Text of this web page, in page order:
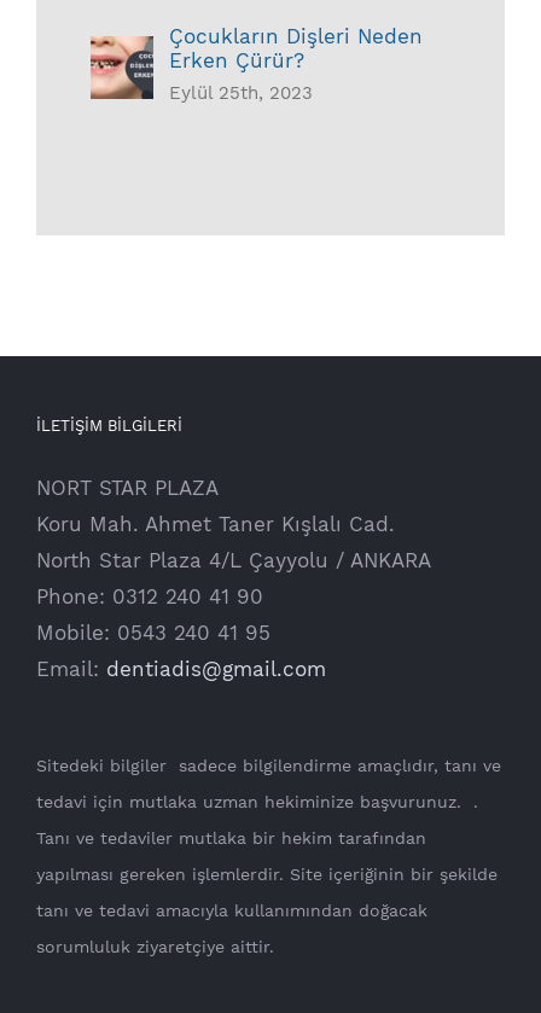
Çocukların Dişleri Neden
Erken Çürür?
Eylül 25th, 2023
İLETİŞİM BİLGİLERİ
NORT STAR PLAZA
Koru Mah. Ahmet Taner Kışlalı Cad.
North Star Plaza 4/L Çayyolu / ANKARA
Phone: 0312 240 41 90
Mobile: 0543 240 41 95
Email: dentiadis@gmail.com
Sitedeki bilgiler sadece bilgilendirme amaçlıdır, tanı ve
tedavi için mutlaka uzman hekiminize başvurunuz. .
Tanı ve tedaviler mutlaka bir hekim tarafından
yapılması gereken işlemlerdir. Site içeriğinin bir şekilde
tanı ve tedavi amacıyla kullanımından doğacak
sorumluluk ziyaretçiye aittir.